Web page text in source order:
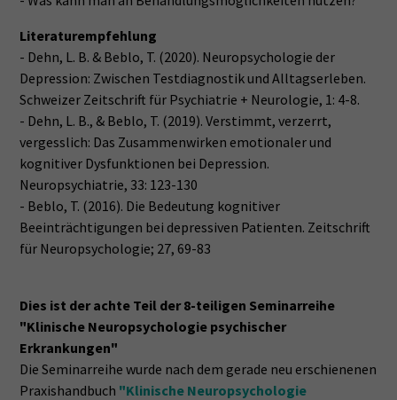
Literaturempfehlung
- Dehn, L. B. & Beblo, T. (2020). Neuropsychologie der
Depression: Zwischen Testdiagnostik und Alltagserleben.
Schweizer Zeitschrift für Psychiatrie + Neurologie, 1: 4-8.
- Dehn, L. B., & Beblo, T. (2019). Verstimmt, verzerrt,
vergesslich: Das Zusammenwirken emotionaler und
kognitiver Dysfunktionen bei Depression.
Neuropsychiatrie, 33: 123-130
- Beblo, T. (2016). Die Bedeutung kognitiver
Beeinträchtigungen bei depressiven Patienten. Zeitschrift
für Neuropsychologie; 27, 69-83
Dies ist der achte Teil der 8-teiligen Seminarreihe
"Klinische Neuropsychologie psychischer
Erkrankungen"
Die Seminarreihe wurde nach dem gerade neu erschienenen
Praxishandbuch "Klinische Neuropsychologie